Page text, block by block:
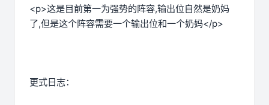
<p>这是目前第一为强势的阵容,输出位自然是奶妈
了,但是这个阵容需要一个输出位和一个奶妈</p>
更式日志：